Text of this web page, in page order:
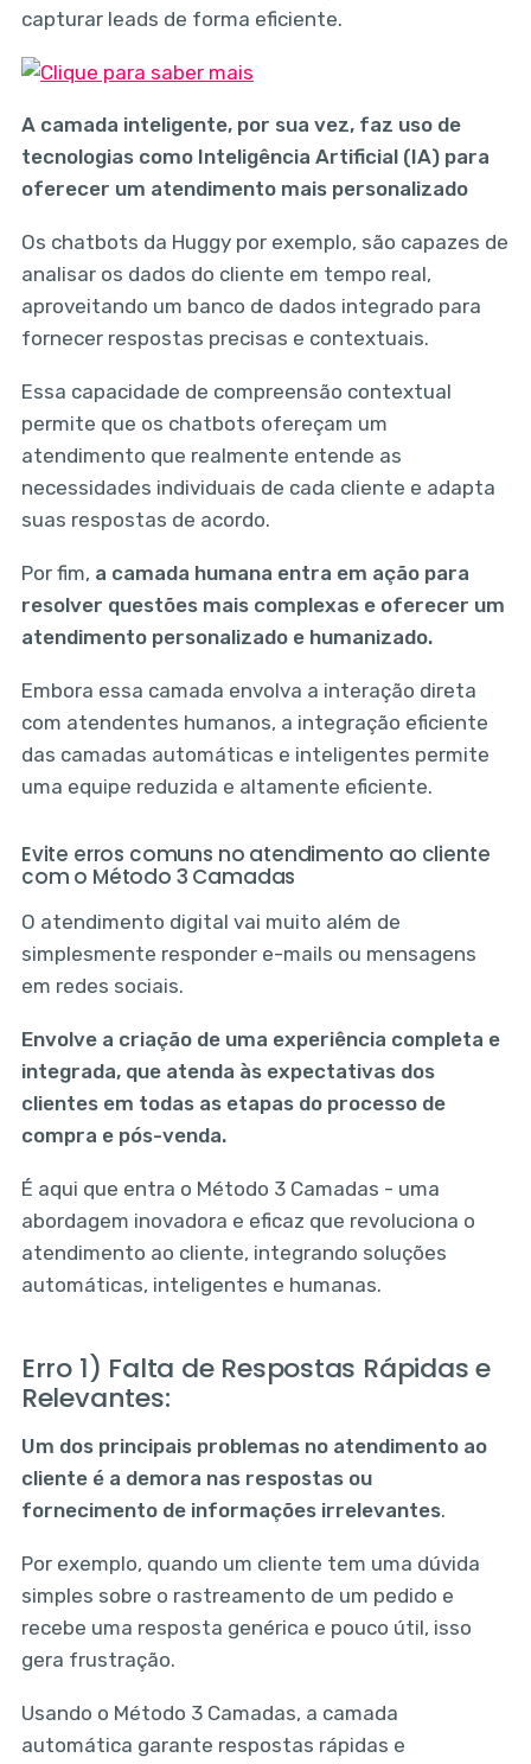
capturar leads de forma eficiente.
A camada inteligente, por sua vez, faz uso de
tecnologias como Inteligência Artificial (IA) para
oferecer um atendimento mais personalizado
Os chatbots da Huggy por exemplo, são capazes de
analisar os dados do cliente em tempo real,
aproveitando um banco de dados integrado para
fornecer respostas precisas e contextuais.
Essa capacidade de compreensão contextual
permite que os chatbots ofereçam um
atendimento que realmente entende as
necessidades individuais de cada cliente e adapta
suas respostas de acordo.
Por fim, a camada humana entra em ação para
resolver questões mais complexas e oferecer um
atendimento personalizado e humanizado.
Embora essa camada envolva a interação direta
com atendentes humanos, a integração eficiente
das camadas automáticas e inteligentes permite
uma equipe reduzida e altamente eficiente.
Evite erros comuns no atendimento ao cliente
com o Método 3 Camadas
O atendimento digital vai muito além de
simplesmente responder e-mails ou mensagens
em redes sociais.
Envolve a criação de uma experiência completa e
integrada, que atenda às expectativas dos
clientes em todas as etapas do processo de
compra e pós-venda.
É aqui que entra o Método 3 Camadas - uma
abordagem inovadora e eficaz que revoluciona o
atendimento ao cliente, integrando soluções
automáticas, inteligentes e humanas.
Erro 1) Falta de Respostas Rápidas e
Relevantes:
Um dos principais problemas no atendimento ao
cliente é a demora nas respostas ou
fornecimento de informações irrelevantes.
Por exemplo, quando um cliente tem uma dúvida
simples sobre o rastreamento de um pedido e
recebe uma resposta genérica e pouco útil, isso
gera frustração.
Usando o Método 3 Camadas, a camada
automática garante respostas rápidas e